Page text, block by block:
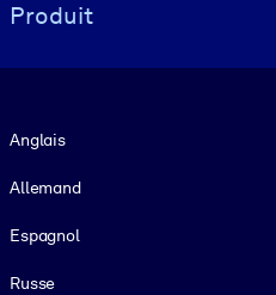
Produit
Anglais
Allemand
Espagnol
Russe